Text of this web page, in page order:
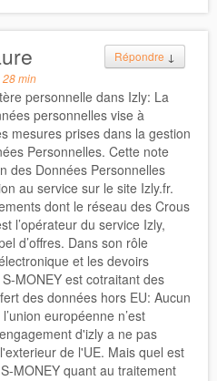
Répondre ↓
min
personnelle dans Izly: La
personnelles vise à
mesures prises dans la gestion
Personnelles. Cette note
des Données Personnelles
au service sur le site Izly.fr.
dont le réseau des Crous
l’opérateur du service Izly,
d’offres. Dans son rôle
et les devoirs
MONEY est cotraitant des
des données hors EU: Aucun
européenne n’est
d'izly a ne pas
de l'UE. Mais quel est
MONEY quant au traitement